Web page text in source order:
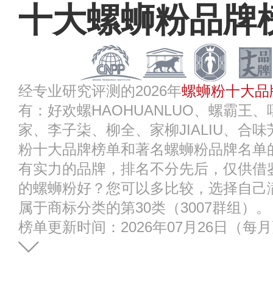
十大螺蛳粉品牌
经专业研究评测的2026年螺蛳粉十大
有：好欢螺HAOHUANLUO、螺霸王
家、李子柒、柳全、家柳JIALIU、合
粉十大品牌榜单和著名螺蛳粉品牌名
有实力的品牌，排名不分先后，仅供
的螺蛳粉好？您可以多比较，选择自
属于商标分类的第30类（3007群组）。
榜单更新时间：2026年07月26日（每